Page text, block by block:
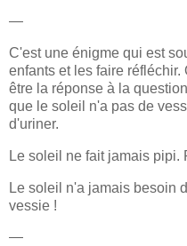
—
C'est une énigme qui est
enfants et les faire
être la réponse à la
que le soleil n'a pas de
d'uriner.
Le soleil ne fait jamais pipi.
Le soleil n'a jamais besoin
vessie !
—